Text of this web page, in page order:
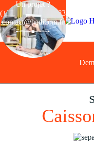
Un projet ?
(+33) 03 28 44 26 83
contact@hedicom.fr